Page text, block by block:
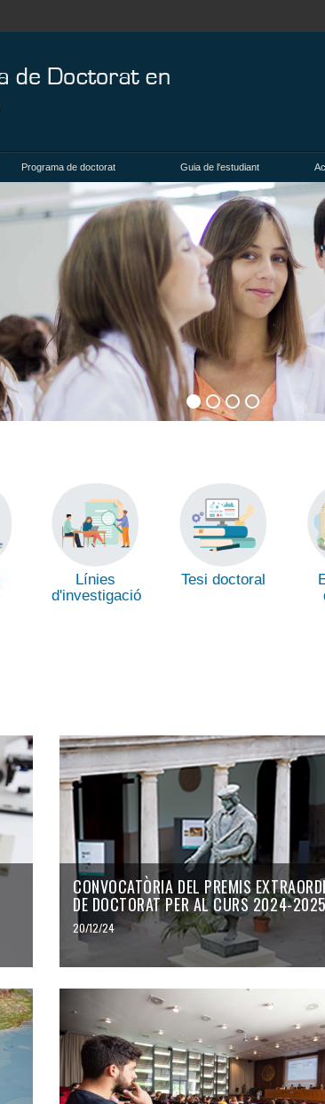
Programa de doctorat Guia de l'estudiant
Línies
d'investigació
Tesi doctoral
CONVOCATÒRIA DEL PREMIS
DE DOCTORAT PER AL CURS 2024-2025
20/12/24